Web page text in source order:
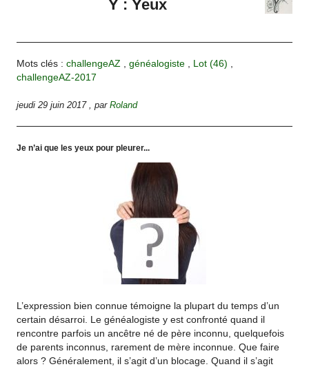
Y : Yeux
Mots clés :challengeAZ ,généalogiste , Lot (46) ,
challengeAZ-2017
jeudi 29 juin 2017 ,parRoland
Je n’ai que les yeux pour pleurer...
L’expression bien connue témoigne la plupart du temps d’un
certain désarroi. Le généalogiste y est confronté quand il
rencontre parfois un ancêtre né de père inconnu, quelquefois
de parents inconnus, rarement de mère inconnue. Que faire
alors ? Généralement, il s’agit d’un blocage. Quand il s’agit